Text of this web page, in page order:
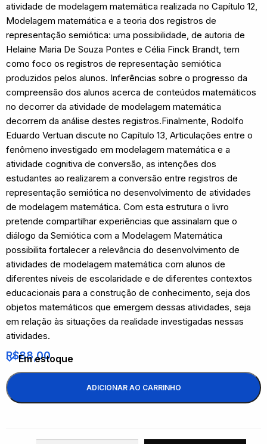
atividade de modelagem matemática realizada no Capítulo 12,
Modelagem matemática e a teoria dos registros de
representação semiótica: uma possibilidade, de autoria de
Helaine Maria De Souza Pontes e Célia Finck Brandt, tem
como foco os registros de representação semiótica
produzidos pelos alunos. Inferências sobre o progresso da
compreensão dos alunos acerca de conteúdos matemáticos
no decorrer da atividade de modelagem matemática
decorrem da análise destes registros.Finalmente, Rodolfo
Eduardo Vertuan discute no Capítulo 13, Articulações entre o
fenômeno investigado em modelagem matemática e a
atividade cognitiva de conversão, as intenções dos
estudantes ao realizarem a conversão entre registros de
representação semiótica no desenvolvimento de atividades
de modelagem matemática. Com esta estrutura o livro
pretende compartilhar experiências que assinalam que o
diálogo da Semiótica com a Modelagem Matemática
possibilita fortalecer a relevância do desenvolvimento de
atividades de modelagem matemática com alunos de
diferentes níveis de escolaridade e de diferentes contextos
educacionais para a construção de conhecimento, seja dos
objetos matemáticos que emergem dessas atividades, seja
em relação às situações da realidade investigadas nessas
atividades.
R$88,00
Em estoque
ADICIONAR AO CARRINHO